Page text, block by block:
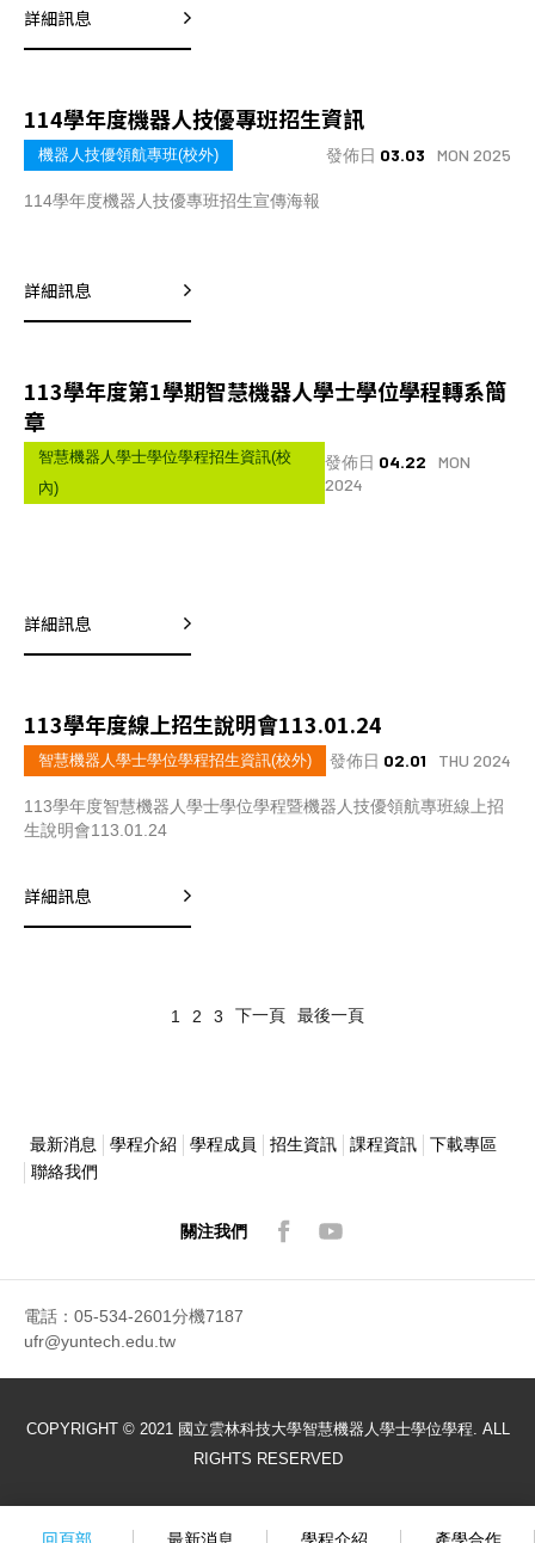
詳細訊息
114學年度機器人技優專班招生資訊
機器人技優領航專班(校外) 發佈日 03.03 MON 2025
114學年度機器人技優專班招生宣傳海報
詳細訊息
113學年度第1學期智慧機器人學士學位學程轉系簡
章
智慧機器人學士學位學程招生資訊(校
內)
發佈日 04.22
MON
2024
詳細訊息
113學年度線上招生說明會113.01.24
智慧機器人學士學位學程招生資訊(校外) 發佈日 02.01 THU 2024
113學年度智慧機器人學士學位學程暨機器人技優領航專班線上招
生說明會113.01.24
詳細訊息
1 2 3 下一頁 最後一頁
最新消息 學程介紹 學程成員 招生資訊 課程資訊
下載專區
聯絡我們
關注我們
電話：05-534-2601分機7187
ufr@yuntech.edu.tw
COPYRIGHT © 2021 國立雲林科技大學智慧機器人學士學位學程. ALL
RIGHTS RESERVED